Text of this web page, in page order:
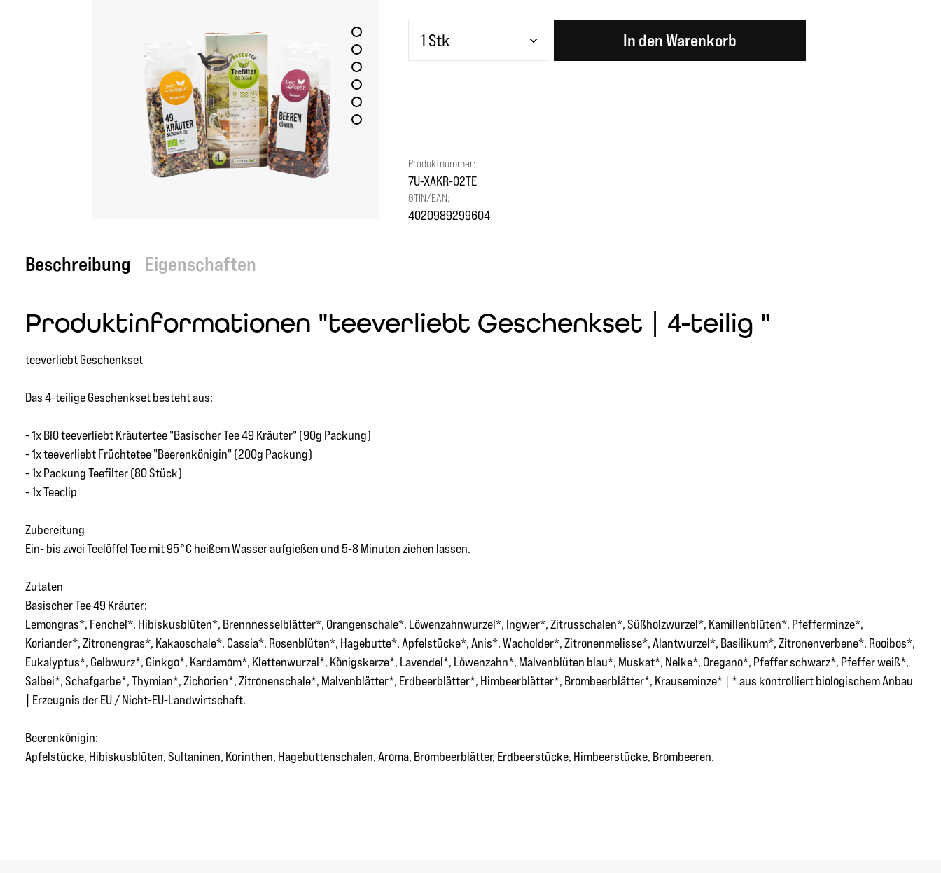
Produkt Anzahl: Gib den gewünschten Wert ein oder benutze die Schaltflächen
In den Warenkorb
Produktnummer:
7U-XAKR-O2TE
GTIN/EAN:
4020989299604
Beschreibung Eigenschaften
Produktinformationen "teeverliebt Geschenkset | 4-teilig "
teeverliebt Geschenkset
Das 4-teilige Geschenkset besteht aus:
- 1x BIO teeverliebt Kräutertee "Basischer Tee 49 Kräuter" (90g Packung)
- 1x teeverliebt Früchtetee "Beerenkönigin" (200g Packung)
- 1x Packung Teefilter (80 Stück)
- 1x Teeclip
Zubereitung
Ein- bis zwei Teelöffel Tee mit 95°C heißem Wasser aufgießen und 5-8 Minuten ziehen lassen.
Zutaten
Basischer Tee 49 Kräuter:
Lemongras*, Fenchel*, Hibiskusblüten*, Brennnesselblätter*, Orangenschale*, Löwenzahnwurzel*, Ingwer*, Zitrusschalen*, Süßholzwurzel*, Kamillenblüten*, Pfefferminze*,
Koriander*, Zitronengras*, Kakaoschale*, Cassia*, Rosenblüten*, Hagebutte*, Apfelstücke*, Anis*, Wacholder*, Zitronenmelisse*, Alantwurzel*, Basilikum*, Zitronenverbene*, Rooibos*,
Eukalyptus*, Gelbwurz*, Ginkgo*, Kardamom*, Klettenwurzel*, Königskerze*, Lavendel*, Löwenzahn*, Malvenblüten blau*, Muskat*, Nelke*, Oregano*, Pfeffer schwarz*, Pfeffer weiß*,
Salbei*, Schafgarbe*, Thymian*, Zichorien*, Zitronenschale*, Malvenblätter*, Erdbeerblätter*, Himbeerblätter*, Brombeerblätter*, Krauseminze* | * aus kontrolliert biologischem Anbau
| Erzeugnis der EU / Nicht-EU-Landwirtschaft.
Beerenkönigin:
Apfelstücke, Hibiskusblüten, Sultaninen, Korinthen, Hagebuttenschalen, Aroma, Brombeerblätter, Erdbeerstücke, Himbeerstücke, Brombeeren.